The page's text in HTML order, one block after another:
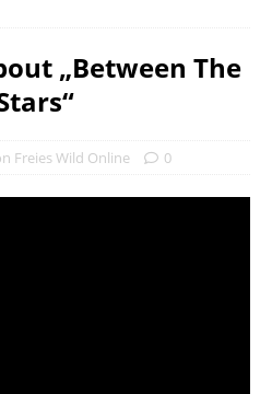
„Between The
Freies Wild Online 0